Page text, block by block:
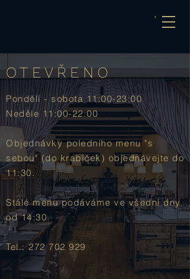
OTEVŘENO
Pondělí - sobota 11:00-23:00
Neděle 11:00-22:00
Objednávky poledního menu "s
sebou" (do krabiček) objednávejte do
11:30.
Stálé menu podáváme ve všední dny
od 14:30.
Tel.:272 702 929